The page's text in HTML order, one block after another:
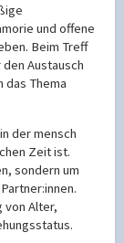
und offene
Beim Treff
Austausch
das Thema
der mensch
Zeit ist.
sondern um
von Alter,